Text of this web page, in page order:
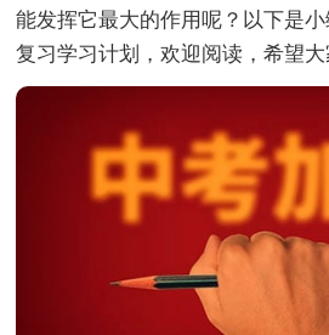
能发挥它最大的作用呢？以下是
复习学习计划，欢迎阅读，希望大